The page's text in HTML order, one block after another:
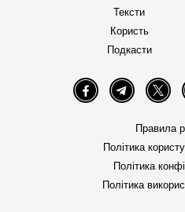
Тексти
Користь
Подкасти
FacebookTelegram
Правила
Політика
Політика
Політика